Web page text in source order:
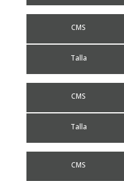
CMS
Talla
CMS
Talla
CMS